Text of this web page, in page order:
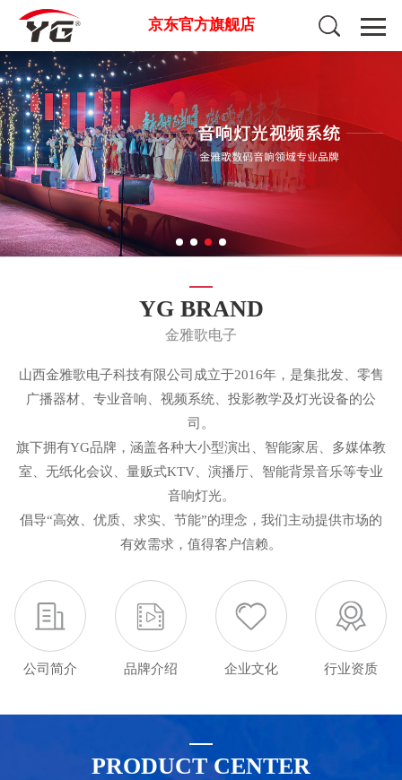
京东官方旗舰店
YG BRAND
金雅歌电子
山西金雅歌电子科技有限公司成立于2016年，是集批发、零售
广播器材、专业音响、视频系统、投影教学及灯光设备的公
司。
旗下拥有YG品牌，涵盖各种大小型演出、智能家居、多媒体教
室、无纸化会议、量贩式KTV、演播厅、智能背景音乐等专业
音响灯光。
倡导“高效、优质、求实、节能”的理念，我们主动提供市场的
有效需求，值得客户信赖。
公司简介 品牌介绍 企业文化 行业资质
PRODUCT CENTER